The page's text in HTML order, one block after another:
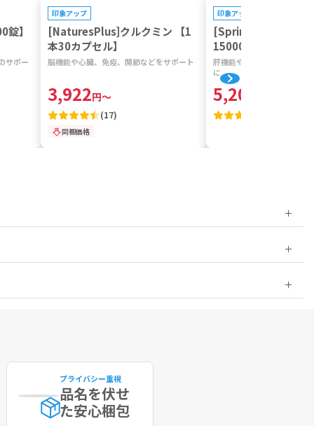
】
サポー
印象アップ
[NaturesPlus]クルクミン 【1
本30カプセル】
脳機能や心臓、免疫、関節などをサポート
3,922円～
(17)
同梱価格
印象アップ
[SpringLeaf]レバー
15000mg 【1本120
肝機能や消化器系のサポー
に
5,206
プライバシー重視
品名を伏せ
た安心梱包